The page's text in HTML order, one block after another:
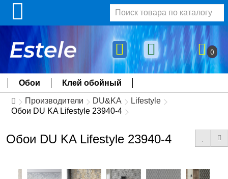
0
Обои Клей обойный
Производители DU&KA
Lifestyle
Обои DU KA Lifestyle 23940-4
Обои DU KA Lifestyle 23940-4